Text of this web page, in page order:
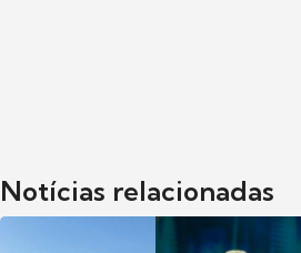
Notícias relacionadas